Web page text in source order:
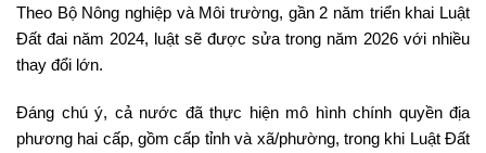
Theo Bộ Nông nghiệp và Môi trường, gần 2 năm triển khai Luật
Đất đai năm 2024, luật sẽ được sửa trong năm 2026 với nhiều
thay đổi lớn.
Đáng chú ý, cả nước đã thực hiện mô hình chính quyền địa
phương hai cấp, gồm cấp tỉnh và xã/phường, trong khi Luật Đất